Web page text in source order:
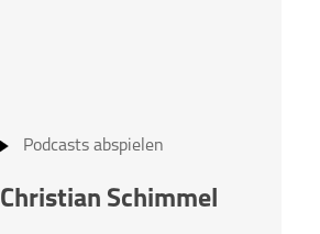
Podcasts abspielen
Christian Schimmel